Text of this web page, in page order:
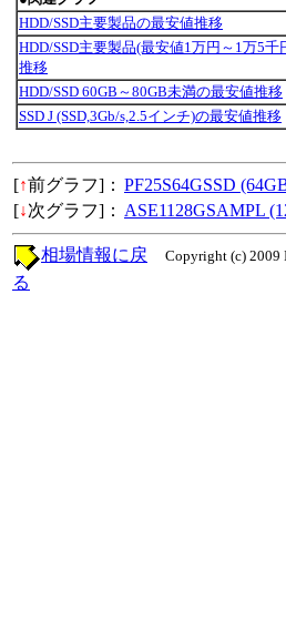
HDD/SSD主要製品の最安値推移
HDD/SSD主要製品(最安値1万円～1万5千
推移
HDD/SSD 60GB～80GB未満の最安値推移
SSD J (SSD,3Gb/s,2.5インチ)の最安値推移
[↑前グラフ]： PF25S64GSSD
[↓次グラフ]： ASE1128GSAMPL
Copyright (c) 2009
相場情報に戻
る